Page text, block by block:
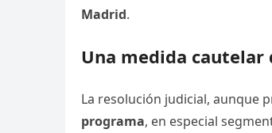
Madrid.
Una medida cautelar
La resolución judicial, aunque
programa, en especial